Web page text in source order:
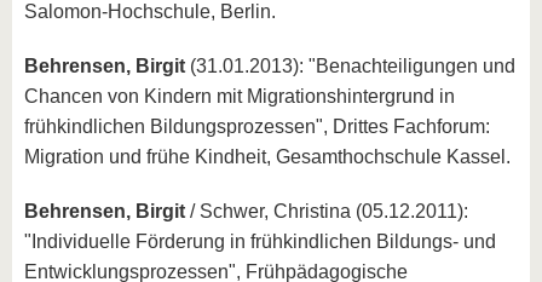
Salomon-Hochschule, Berlin.
Behrensen, Birgit (31.01.2013): "Benachteiligungen und
Chancen von Kindern mit Migrationshintergrund in
frühkindlichen Bildungsprozessen", Drittes Fachforum:
Migration und frühe Kindheit, Gesamthochschule Kassel.
Behrensen, Birgit / Schwer, Christina (05.12.2011):
"Individuelle Förderung in frühkindlichen Bildungs- und
Entwicklungsprozessen", Frühpädagogische